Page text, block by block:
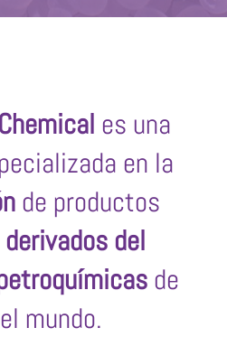
es una
en la
de productos
derivados del
de
mundo.